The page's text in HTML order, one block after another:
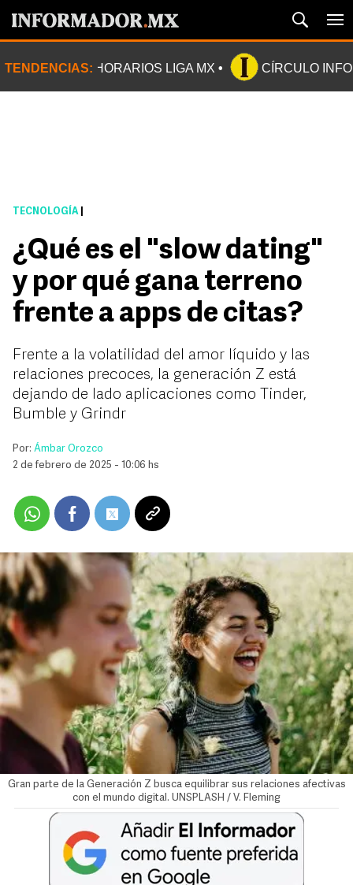
TENDENCIAS: HORARIOS LIGA MX CÍRCULO
TECNOLOGÍA
¿Qué es el "slow dating"
y por qué gana terreno
frente a apps de citas?
Frente a la volatilidad del amor líquido y las
relaciones precoces, la generación Z está
dejando de lado aplicaciones como Tinder,
Bumble y Grindr
Por: Ámbar Orozco
2 de febrero de 2025 - 10:06 hs
Gran parte de la Generación Z busca equilibrar sus relaciones afectivas
con el mundo digital. UNSPLASH / V. Fleming